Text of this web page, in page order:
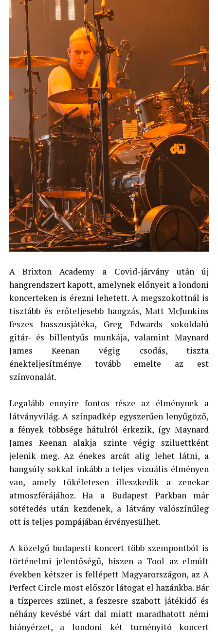
A Brixton Academy a Covid-járvány után új
hangrendszert kapott, amelynek előnyeit a londoni
koncerteken is érezni lehetett. A megszokottnál is
tisztább és erőteljesebb hangzás, Matt McJunkins
feszes basszusjátéka, Greg Edwards sokoldalú
gitár- és billentyűs munkája, valamint Maynard
James Keenan végig csodás, tiszta
énekteljesítménye tovább emelte az est
színvonalát.
Legalább ennyire fontos része az élménynek a
látványvilág. A színpadkép egyszerűen lenyűgöző,
a fények többsége hátulról érkezik, így Maynard
James Keenan alakja szinte végig sziluettként
jelenik meg. Az énekes arcát alig lehet látni, a
hangsúly sokkal inkább a teljes vizuális élményen
van, amely tökéletesen illeszkedik a zenekar
atmoszférájához. Ha a Budapest Parkban már
sötétedés után kezdenek, a látvány valószínűleg
ott is teljes pompájában érvényesülhet.
A közelgő budapesti koncert több szempontból is
történelmi jelentőségű, hiszen a Tool az elmúlt
években kétszer is fellépett Magyarországon, az A
Perfect Circle most először látogat el hazánkba. Bár
a tízperces szünet, a feszesre szabott játékidő és
néhány kevésbé várt dal miatt maradhatott némi
hiányérzet, a londoni két turnényitó koncert